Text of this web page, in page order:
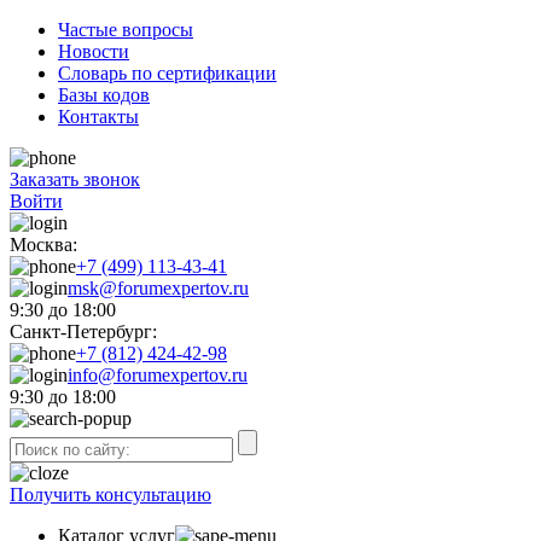
Частые вопросы
Новости
Словарь по сертификации
Базы кодов
Контакты
Заказать звонок
Войти
Москва:
+7 (499) 113-43-41
msk@forumexpertov.ru
9:30 до 18:00
Санкт-Петербург:
+7 (812) 424-42-98
info@forumexpertov.ru
9:30 до 18:00
Получить консультацию
Каталог услуг